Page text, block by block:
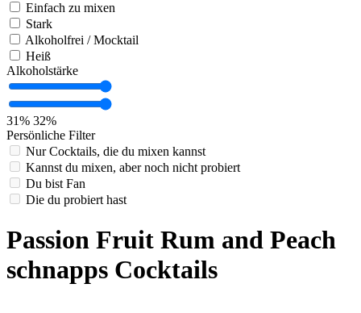
Einfach zu mixen
Stark
Alkoholfrei / Mocktail
Heiß
Alkoholstärke
31% 32%
Persönliche Filter
Nur Cocktails, die du mixen kannst
Kannst du mixen, aber noch nicht probiert
Du bist Fan
Die du probiert hast
Passion Fruit Rum and Peach
schnapps Cocktails